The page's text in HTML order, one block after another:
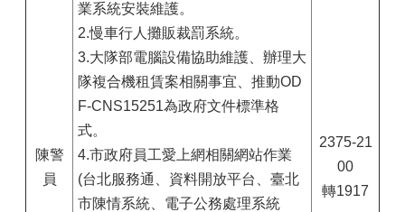
陳警
員
業系統安裝維護。
2.慢車行人攤販裁罰系統。
3.大隊部電腦設備協助維護、辦理大
隊複合機租賃案相關事宜、推動OD
F-CNS15251為政府文件標準格
式。
4.市政府員工愛上網相關網站作業
(台北服務通、資料開放平台、臺北
市陳情系統、電子公務處理系統
2375-21
00
轉1917